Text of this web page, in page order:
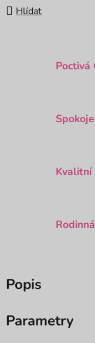
Hlídat
Poctivá
Kvalitní
Popis
Parametry